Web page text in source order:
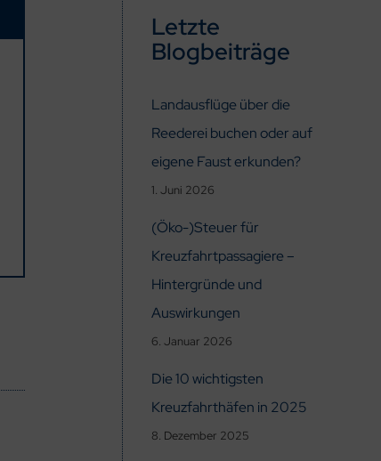
Letzte
Blogbeiträge
Landausflüge über die
Reederei buchen oder auf
eigene Faust erkunden?
1. Juni 2026
(Öko-)Steuer für
Kreuzfahrtpassagiere –
Hintergründe und
Auswirkungen
6. Januar 2026
Die 10 wichtigsten
Kreuzfahrthäfen in 2025
8. Dezember 2025